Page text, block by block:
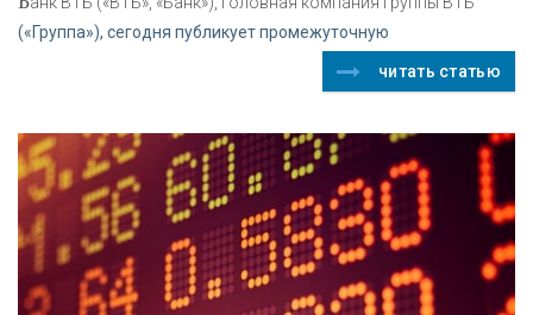
(«Группа»), сегодня публикует промежуточную
читать статью